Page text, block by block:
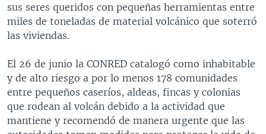
sus seres queridos con pequeñas herramientas entre
miles de toneladas de material volcánico que soterró
las viviendas.
El 26 de junio la CONRED catalogó como inhabitable
y de alto riesgo a por lo menos 178 comunidades
entre pequeños caseríos, aldeas, fincas y colonias
que rodean al volcán debido a la actividad que
mantiene y recomendó de manera urgente que las